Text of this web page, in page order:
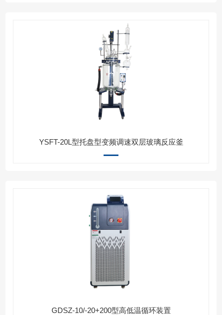
YSFT-20L型托盘型变频调速双层玻璃反应釜
GDSZ-10/-20+200型高低温循环装置